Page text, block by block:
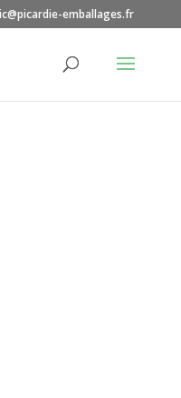
emballages.fr